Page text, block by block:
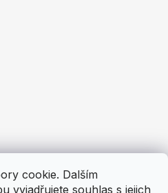
cookie. Dalším
vyjadřujete souhlas s jejich
údajů